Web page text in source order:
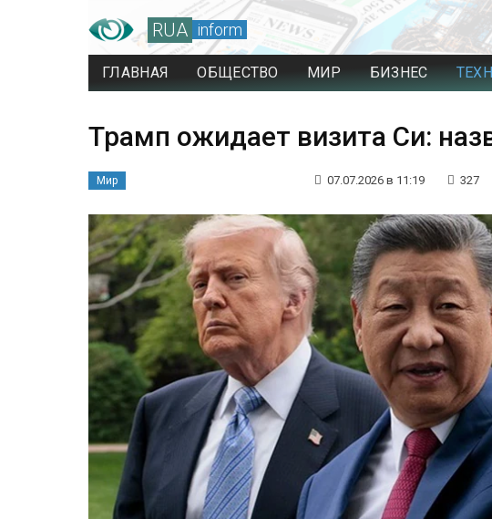
RUA inform
ГЛАВНАЯ ОБЩЕСТВО МИР БИЗНЕС
Трамп ожидает визита Си:
Мир 07.07.2026 в 11:19 327